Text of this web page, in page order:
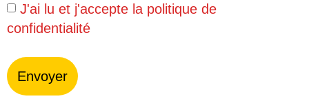
J'ai lu et j'accepte la politique de
confidentialité
Envoyer